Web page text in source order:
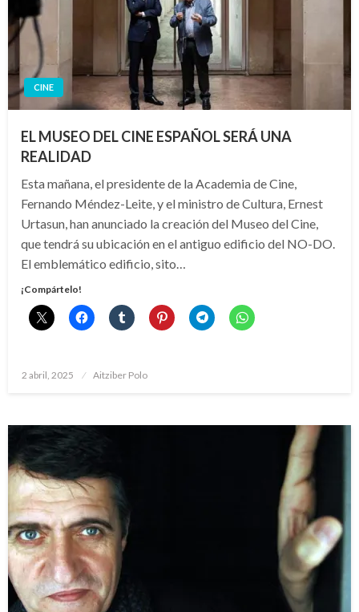
CINE
EL MUSEO DEL CINE ESPAÑOL SERÁ UNA
REALIDAD
Esta mañana, el presidente de la Academia de Cine,
Fernando Méndez-Leite, y el ministro de Cultura, Ernest
Urtasun, han anunciado la creación del Museo del Cine,
que tendrá su ubicación en el antiguo edificio del NO-DO.
El emblemático edificio, sito…
¡Compártelo!
Publicado
2 abril, 2025 Aitziber Polo